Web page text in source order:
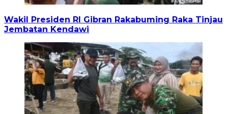
Wakil Presiden RI Gibran Rakabuming Raka Tinjau
Jembatan Kendawi